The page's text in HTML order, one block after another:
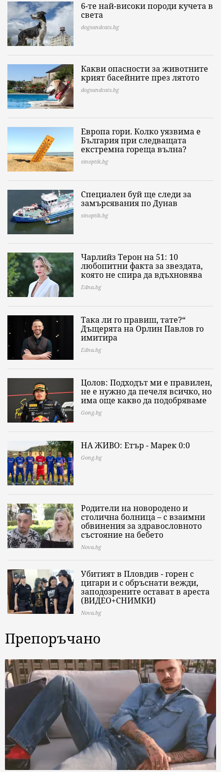
6-те най-високи породи кучета в
света
dogsandcats.bg
Какви опасности за животните
крият басейните през лятото
dogsandcats.bg
Европа гори. Колко уязвима е
България при следващата
екстремна гореща вълна?
sinoptik.bg
Специален буй ще следи за
замърсявания по Дунав
sinoptik.bg
Чарлийз Терон на 51: 10
любопитни факта за звездата,
която не спира да вдъхновява
Edna.bg
Така ли го правиш, тате?“
Дъщерята на Орлин Павлов го
имитира
Edna.bg
Цолов: Подходът ми е правилен,
не е нужно да печеля всичко, но
има още какво да подобряваме
Gong.bg
НА ЖИВО: Етър - Марек 0:0
Gong.bg
Родители на новородено и
столична болница – с взаимни
обвинения за здравословното
състояние на бебето
Nova.bg
Убитият в Пловдив - горен с
цигари и с обръснати вежди,
заподозрените остават в ареста
(ВИДЕО+СНИМКИ)
Nova.bg
Препоръчано